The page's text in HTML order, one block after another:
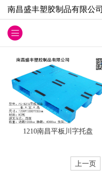
南昌盛丰塑胶制品有限公司
1210南昌平板川字托盘
上一页